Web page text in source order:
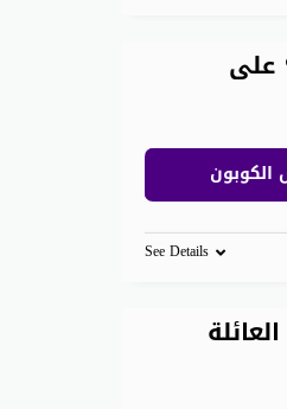
خصومات حصرية حتى 60% على
See Details
العائلة